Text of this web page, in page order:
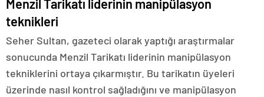
Menzil Tarikatı liderinin manipülasyon
teknikleri
Seher Sultan, gazeteci olarak yaptığı araştırmalar
sonucunda Menzil Tarikatı liderinin manipülasyon
tekniklerini ortaya çıkarmıştır. Bu tarikatın üyeleri
üzerinde nasıl kontrol sağladığını ve manipülasyon